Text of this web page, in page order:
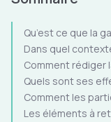
Qu’est ce que la
Dans quel
Comment rédiger
Quels sont ses
Comment les
Les éléments à